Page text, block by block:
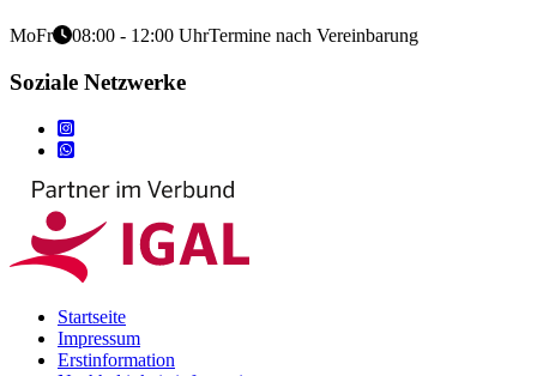
MoFr 08:00 - 12:00 UhrTermine nach Vereinbarung
Soziale Netzwerke
Startseite
Impressum
Erstinformation